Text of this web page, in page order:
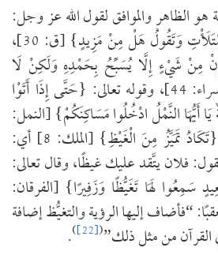
هو الظاهر والموافق لقول الله عز وجل:
{يَوْمَ نَقُولُ لِجَهَنَّمَ هَلِ امْتَلَأْتِ وَتَقُولُ هَلْ مِنْ مَزِيدٍ} [ق: 30]،
مِنْ شَيْءٍ إِلَّا يُسَبِّحُ بِحَمْدِهِ وَلَكِنْ لَا
تَفْقَهُونَ تَسْبِيحَهُمْ} [الإسراء: 44]، وقوله تعالى: {حَتَّى إِذَا أَتَوْا
أَيُّهَا النَّمْلُ ادْخُلُوا مَسَاكِنَكُمْ} [النمل:
18]، وقوله عز وجل: {تَكَادُ تَمَيَّزُ مِنَ الْغَيْظِ} [الملك: 8] أي:
فلان يتَّقد عليك غيظًا، وقال تعالى:
سَمِعُوا لَهَا تَغَيُّظًا وَزَفِيرًا} [الفرقان:
“فأضاف إليها الرؤية والتغيُّظ إضافة
من مثل ذلك”(
[22]
)
.